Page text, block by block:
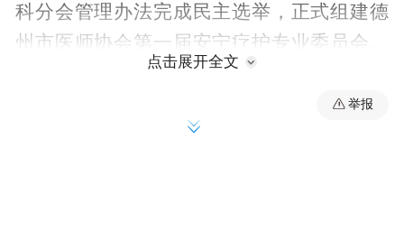
科分会管理办法完成民主选举，正式组建德
州市医师协会第一届安宁疗护专业委员会。
齐鲁医院德州医院安宁疗护科主任谭秀岭当
选主任委员，秦玉芹、石金燕、杨洪刚、孟
丽萍、吴金辉、王健、刘苗当选副主任委
点击展开全文
举报